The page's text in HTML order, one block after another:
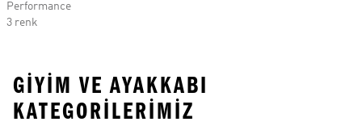
Performance
3 renk
GIYIM VE AYAKKABI
KATEGORILERIMIZ